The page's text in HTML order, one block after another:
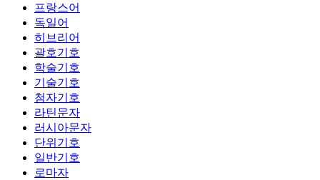
프랑스어
독일어
히브리어
괄호기호
학술기호
기술기호
첨자기호
라틴문자
러시아문자
단위기호
일반기호
로마자